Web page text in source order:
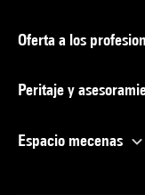
Oferta a los
Peritaje y
Espacio mecenas